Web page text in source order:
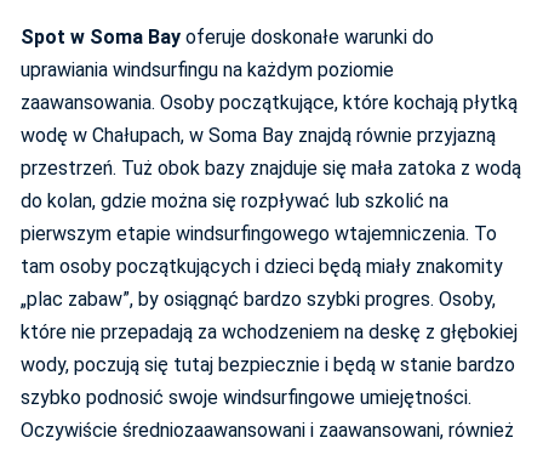
Spot w Soma Bay oferuje doskonałe warunki do
uprawiania windsurfingu na każdym poziomie
zaawansowania. Osoby początkujące, które kochają płytką
wodę w Chałupach, w Soma Bay znajdą równie przyjazną
przestrzeń. Tuż obok bazy znajduje się mała zatoka z wodą
do kolan, gdzie można się rozpływać lub szkolić na
pierwszym etapie windsurfingowego wtajemniczenia. To
tam osoby początkujących i dzieci będą miały znakomity
„plac zabaw”, by osiągnąć bardzo szybki progres. Osoby,
które nie przepadają za wchodzeniem na deskę z głębokiej
wody, poczują się tutaj bezpiecznie i będą w stanie bardzo
szybko podnosić swoje windsurfingowe umiejętności.
Oczywiście średniozaawansowani i zaawansowani, również